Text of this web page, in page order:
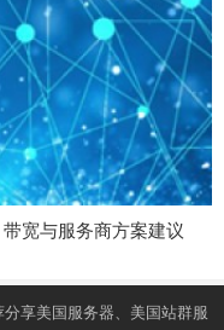
宽与服务商方案建议
享美国服务器、美国站群服